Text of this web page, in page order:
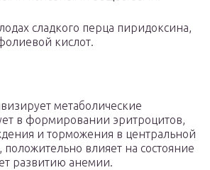
сладкого перца пиридоксина,
кислот.
метаболические
в формировании эритроцитов,
и торможения в центральной
влияет на состояние
развитию анемии.